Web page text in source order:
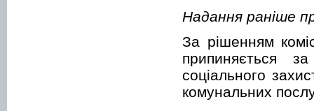
Надання раніше
За рішенням
припиняється
соціального
комунальних